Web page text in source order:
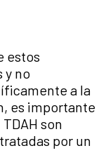
estos
y no
a la
es importante
son
por un